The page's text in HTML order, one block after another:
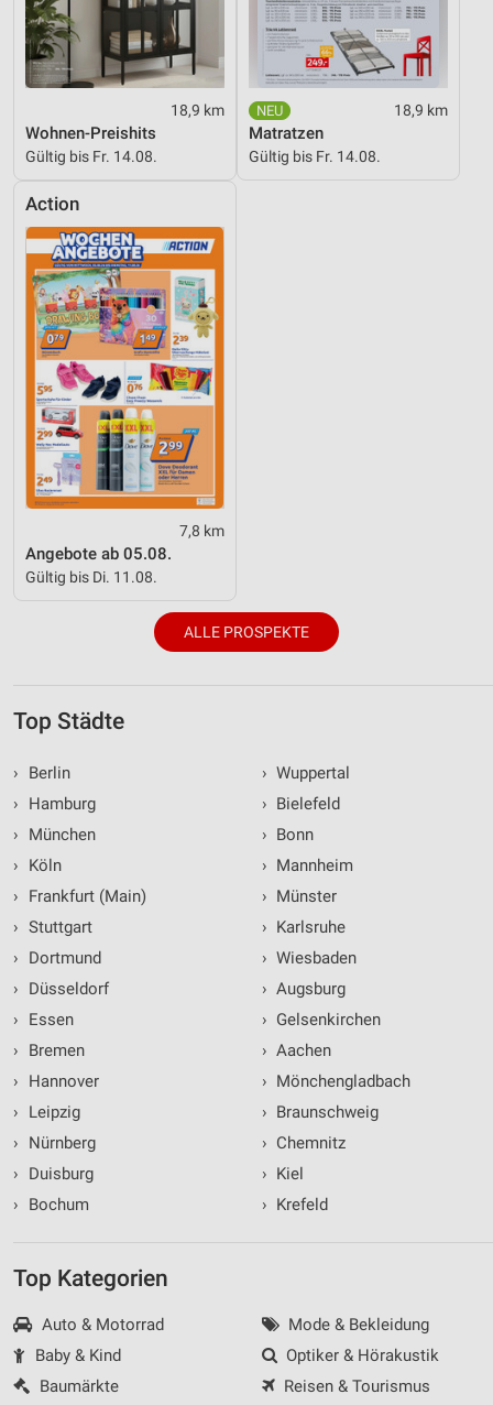
18,9 km
Wohnen-Preishits
Gültig bis Fr. 14.08.
18,9 km
Matratzen
Gültig bis Fr. 14.08.
Action
7,8 km
Angebote ab 05.08.
Gültig bis Di. 11.08.
ALLE PROSPEKTE
Top Städte
›
Berlin
›
Hamburg
›
München
›
Köln
›
Frankfurt (Main)
› Stuttgart
›
Dortmund
›
Düsseldorf
›
Essen
›
Bremen
›
Hannover
›
Leipzig
›
Nürnberg
›
Duisburg
›
Bochum
› Wuppertal
› Bielefeld
› Bonn
› Mannheim
› Münster
› Karlsruhe
› Wiesbaden
› Augsburg
› Gelsenkirchen
› Aachen
› Mönchengladbach
› Braunschweig
› Chemnitz
› Kiel
› Krefeld
Top Kategorien
Auto & Motorrad
Baby & Kind
Baumärkte
Mode & Bekleidung
Optiker & Hörakustik
Reisen & Tourismus